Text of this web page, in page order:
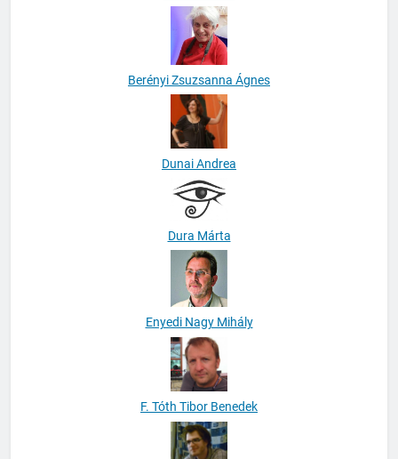
Berényi Zsuzsanna Ágnes
Dunai Andrea
Dura Márta
Enyedi Nagy Mihály
F. Tóth Tibor Benedek